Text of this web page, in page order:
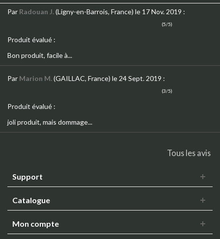
Par Radouan J.(Ligny-en-Barrois, France) le 17 Nov. 2019 :
(5/5)
Produit évalué :
Bon produit, facile à...
Par Marion M.(GAILLAC, France) le 24 Sept. 2019 :
(3/5)
Produit évalué :
joli produit, mais dommage...
Tous les avis
Support
Catalogue
Mon compte